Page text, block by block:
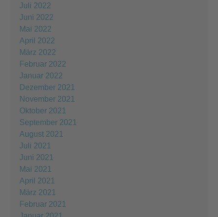
Juli 2022
Juni 2022
Mai 2022
April 2022
März 2022
Februar 2022
Januar 2022
Dezember 2021
November 2021
Oktober 2021
September 2021
August 2021
Juli 2021
Juni 2021
Mai 2021
April 2021
März 2021
Februar 2021